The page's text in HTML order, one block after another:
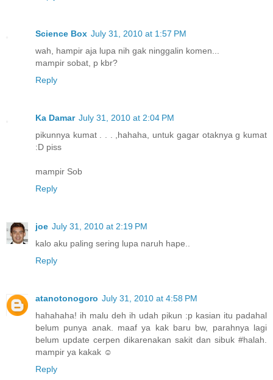
Science Box July 31, 2010 at 1:57 PM
wah, hampir aja lupa nih gak ninggalin komen...
mampir sobat, p kbr?
Reply
Ka Damar July 31, 2010 at 2:04 PM
pikunnya kumat . . . ,hahaha, untuk gagar otaknya g kumat
:D piss
mampir Sob
Reply
joe July 31, 2010 at 2:19 PM
kalo aku paling sering lupa naruh hape..
Reply
atanotonogoro July 31, 2010 at 4:58 PM
hahahaha! ih malu deh ih udah pikun :p kasian itu padahal
belum punya anak. maaf ya kak baru bw, parahnya lagi
belum update cerpen dikarenakan sakit dan sibuk #halah.
mampir ya kakak ☺
Reply